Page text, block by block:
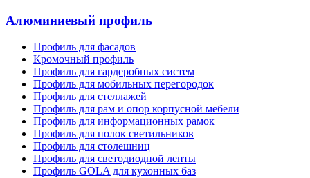
Алюминиевый профиль
Профиль для фасадов
Кромочный профиль
Профиль для гардеробных систем
Профиль для мобильных перегородок
Профиль для стеллажей
Профиль для рам и опор корпусной мебели
Профиль для информационных рамок
Профиль для полок светильников
Профиль для столешниц
Профиль для светодиодной ленты
Профиль GOLA для кухонных баз